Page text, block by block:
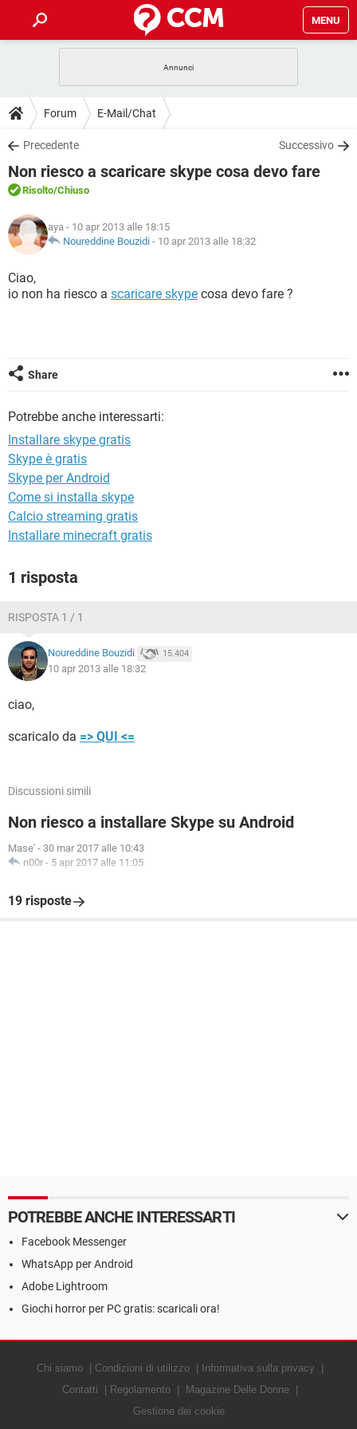
MENU
INTRATTENIMENTO
iOS
INSTAGRAM WHATSAPP
TIKTOK
HARDWARE
GUIDE
COVID-19
iOS
INSTAGRAM
TIKTOK FACEBOOK
DOWNLOAD
COVID-19 GAMING
INTRATTENIMENTO
iOS
INSTAGRAM
TIKTOK
FORUM
COVID-19
INTRATTENIMENTO ANDROID
INSTAGRAM WHATSAPP
GLOSSARIO
COVID-19
INTRATTENIMENTO
Forum E-Mail/Chat
Precedente Successivo
Non riesco a scaricare skype cosa devo fare
Risolto/Chiuso
aya - 10 apr 2013 alle 18:15
Noureddine Bouzidi - 10 apr 2013 alle 18:32
Ciao,
io non ha riesco a scaricare skype cosa devo fare ?
Share
Potrebbe anche interessarti:
Installare skype gratis
Skype è gratis
Skype per Android
Come si installa skype
Calcio streaming gratis
Installare minecraft gratis
1 risposta
RISPOSTA 1 / 1
Noureddine Bouzidi 15.404
10 apr 2013 alle 18:32
ciao,
scaricalo da => QUI <=
Discussioni simili
Non riesco a installare Skype su Android
Mase' - 30 mar 2017 alle 10:43
n00r - 5 apr 2017 alle 11:05
19 risposte
POTREBBE ANCHE INTERESSARTI
Facebook Messenger
WhatsApp per Android
Adobe Lightroom
Giochi horror per PC gratis: scaricali ora!
Chi siamo Condizioni di utilizzo
Informativa sulla privacy
Contatti
Regolamento
Magazine Delle Donne
Gestione dei cookie